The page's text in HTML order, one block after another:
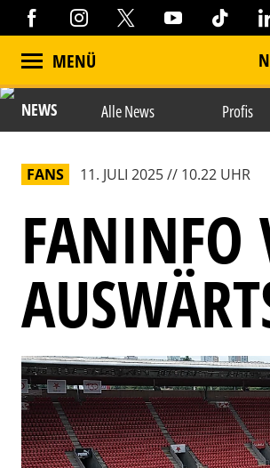
MENÜ
NEWS Alle News Profis
FANS 11. JULI 2025 // 10.22 UHR
FANINFO